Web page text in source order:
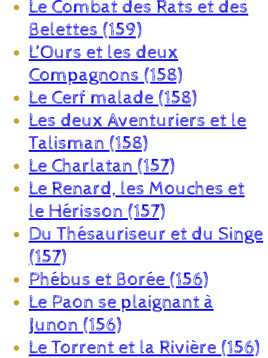
Le Combat des Rats et des
Belettes (159)
L’Ours et les deux
Compagnons (158)
Le Cerf malade (158)
Les deux Aventuriers et le
Talisman (158)
Le Charlatan (157)
Le Renard, les Mouches et
le Hérisson (157)
Du Thésauriseur et du Singe
(157)
Phébus et Borée (156)
Le Paon se plaignant à
Junon (156)
Le Torrent et la Rivière (156)